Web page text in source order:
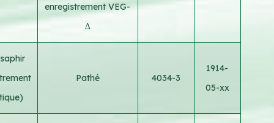
enregistrement VEG-
∆
Pathé 4034-3
1914-
05-xx